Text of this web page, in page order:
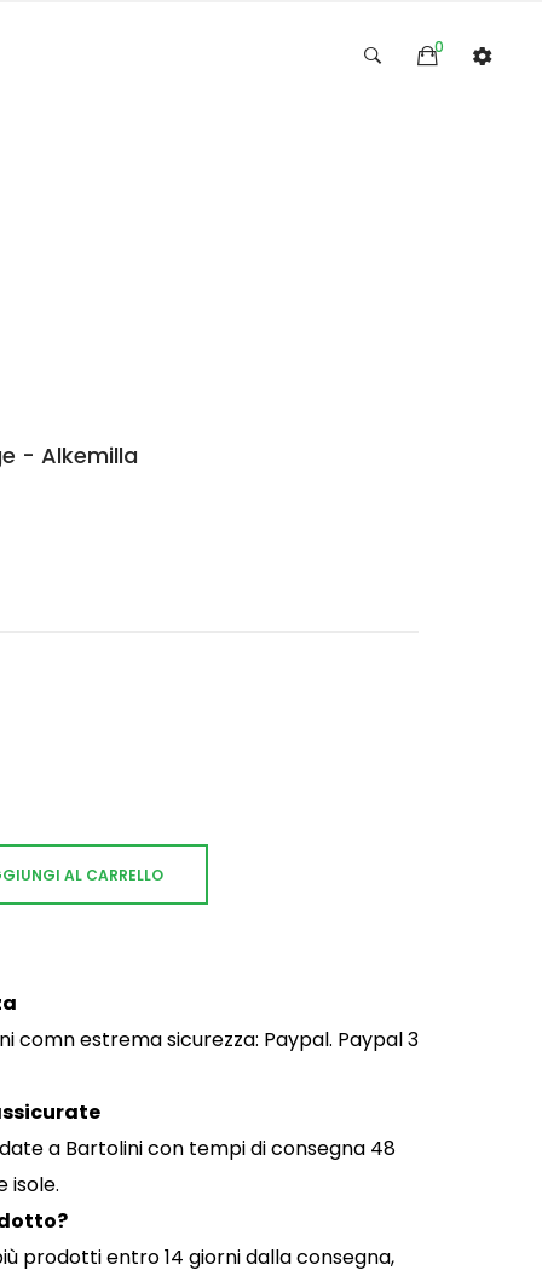
0
- Alkemilla
AL CARRELLO
comn estrema sicurezza: Paypal. Paypal 3
a Bartolini con tempi di consegna 48
isole.
prodotti entro 14 giorni dalla consegna,